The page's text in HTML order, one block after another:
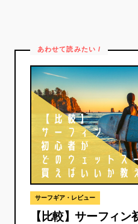
サーフギア・レビュー
【比較】サーフィン